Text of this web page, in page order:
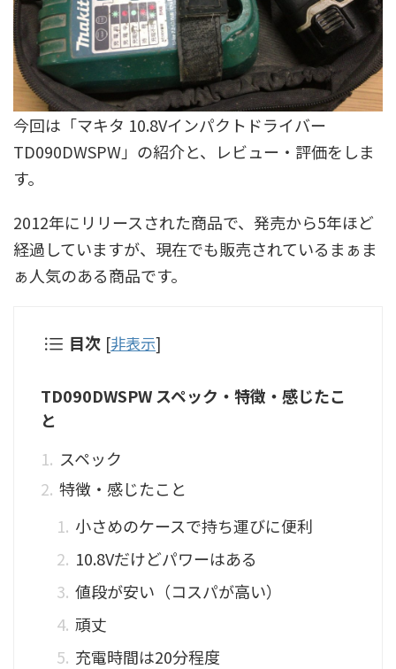
今回は「マキタ 10.8Vインパクトドライバー
TD090DWSPW」の紹介と、レビュー・評価をしま
す。
2012年にリリースされた商品で、発売から5年ほど
経過していますが、現在でも販売されているまぁま
ぁ人気のある商品です。
目次 [非表示]
TD090DWSPW スペック・特徴・感じたこ
と
スペック
特徴・感じたこと
小さめのケースで持ち運びに便利
10.8Vだけどパワーはある
値段が安い（コスパが高い）
頑丈
充電時間は20分程度